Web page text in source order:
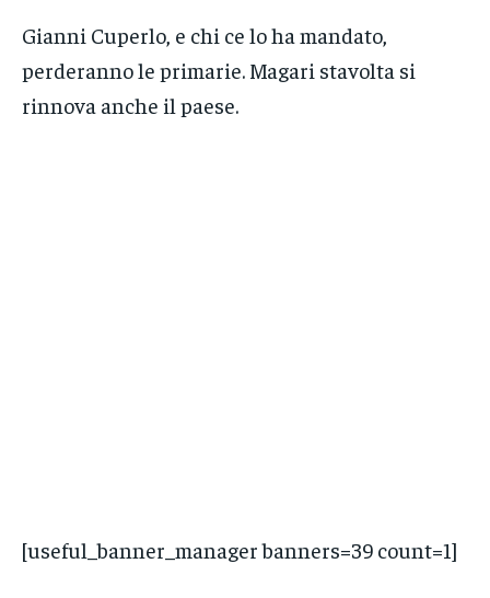
Gianni Cuperlo, e chi ce lo ha mandato,
perderanno le primarie. Magari stavolta si
rinnova anche il paese.
[useful_banner_manager banners=39 count=1]